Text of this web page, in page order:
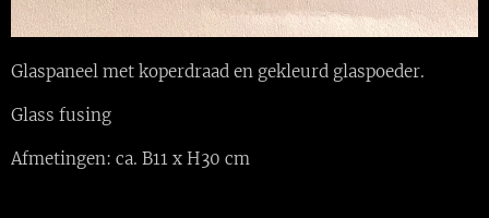
Glaspaneel met koperdraad en gekleurd glaspoeder.
Glass fusing
Afmetingen: ca. B11 x H30 cm